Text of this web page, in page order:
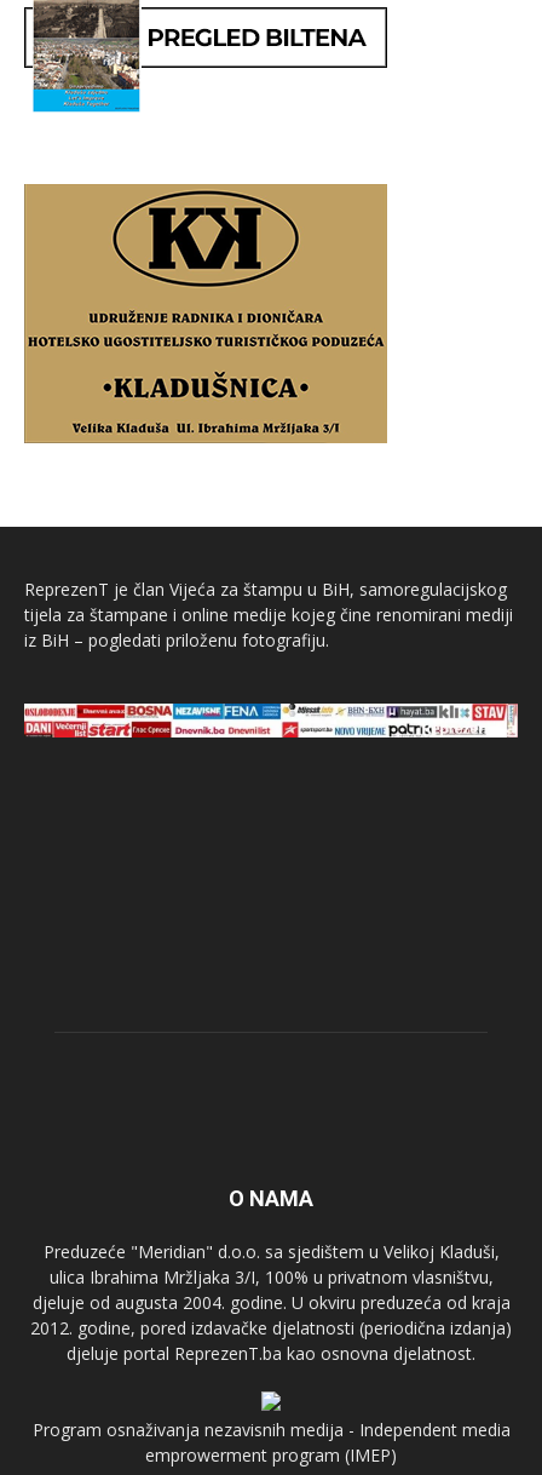
ReprezenT je član Vijeća za štampu u BiH, samoregulacijskog
tijela za štampane i online medije kojeg čine renomirani mediji
iz BiH – pogledati priloženu fotografiju.
O NAMA
Preduzeće "Meridian" d.o.o. sa sjedištem u Velikoj Kladuši,
ulica Ibrahima Mržljaka 3/I, 100% u privatnom vlasništvu,
djeluje od augusta 2004. godine. U okviru preduzeća od kraja
2012. godine, pored izdavačke djelatnosti (periodična izdanja)
djeluje portal ReprezenT.ba kao osnovna djelatnost.
Program osnaživanja nezavisnih medija - Independent media
emprowerment program (IMEP)